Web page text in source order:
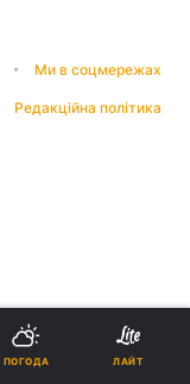
Ми в соцмережах
Редакційна політика
ПОГОДА ЛАЙТ